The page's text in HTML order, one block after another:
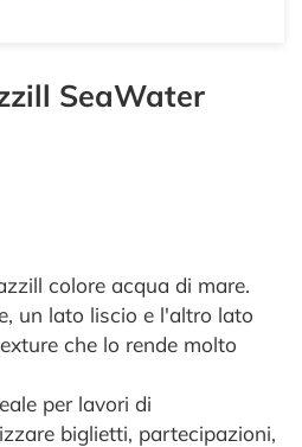
SeaWater
colore acqua di mare.
un lato liscio e l'altro lato
che lo rende molto
per lavori di
biglietti, partecipazioni,